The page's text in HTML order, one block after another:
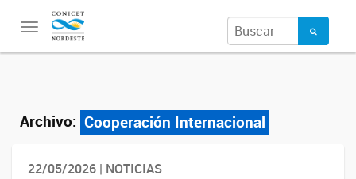
Toggle
navigation
Archivo: Cooperación Internacional
22/05/2026 | NOTICIAS